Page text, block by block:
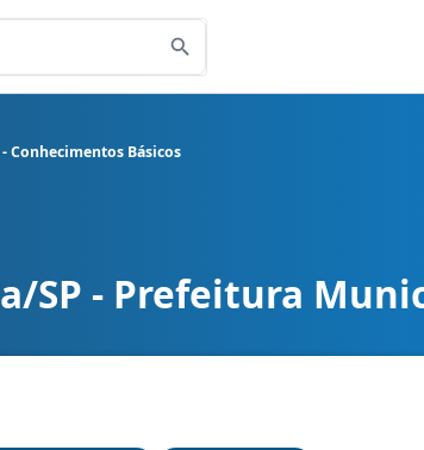
Conhecimentos Básicos
- Conhecimentos Básicos
SP - Prefeitura